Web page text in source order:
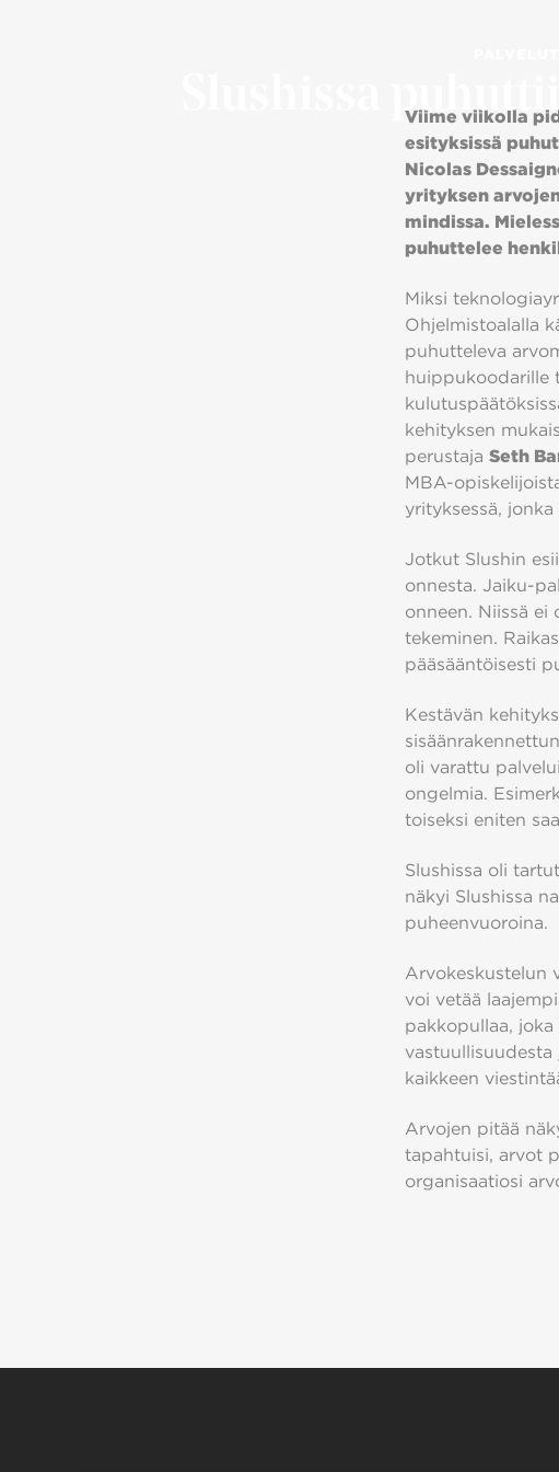
SlushissaViime viikolla
esityksissä
Nicolas
yrityksen
mindissa.
puhuttelee
Miksi
Ohjelmistoalalla
puhutteleva
huippukoodarille
kehityksen
perustaja Seth
MBA-
yrityksessä,
Jotkut Slushin
onnesta. Jaiku-
onneen. Niissä ei
tekeminen.
pääsääntöisesti
Kestävän
oli varattu
ongelmia.
toiseksi eniten
Slushissa oli
näkyi Slushissa
puheenvuoroina.
Arvokeskustelun
voi vetää
pakkopullaa,
vastuullisuudesta
kaikkeen
Arvojen pitää
tapahtuisi, arvot
organisaatiosi